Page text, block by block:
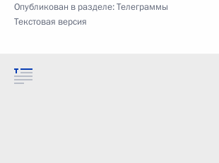
Опубликован в разделе:Телеграммы
Текстовая версия